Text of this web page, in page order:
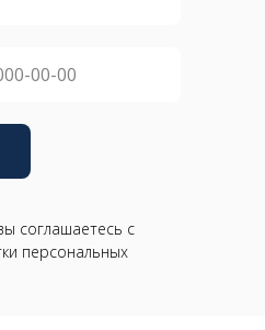
соглашаетесь с
персональных